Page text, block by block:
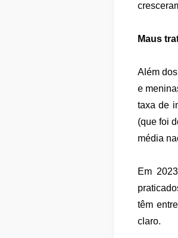
Maus
Além
e
taxa de
(que foi
média
Em
têm
claro.